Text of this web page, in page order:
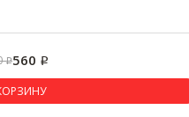
Р560 Р